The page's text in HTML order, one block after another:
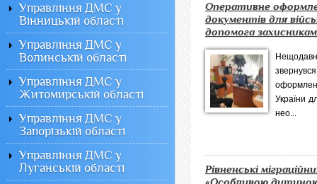
Оперативне
документів для
допомога
України
нео...
Рівненські
Управління ДМС у
Вінницькій області
Управління ДМС у
Волинській області
Управління ДМС у
Житомирській області
Управління ДМС у
Запорізькій області
Управління ДМС у
Луганській області